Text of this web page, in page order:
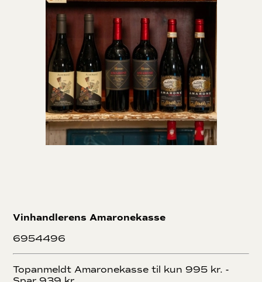
Vinhandlerens Amaronekasse
6954496
Topanmeldt Amaronekasse til kun 995 kr. -